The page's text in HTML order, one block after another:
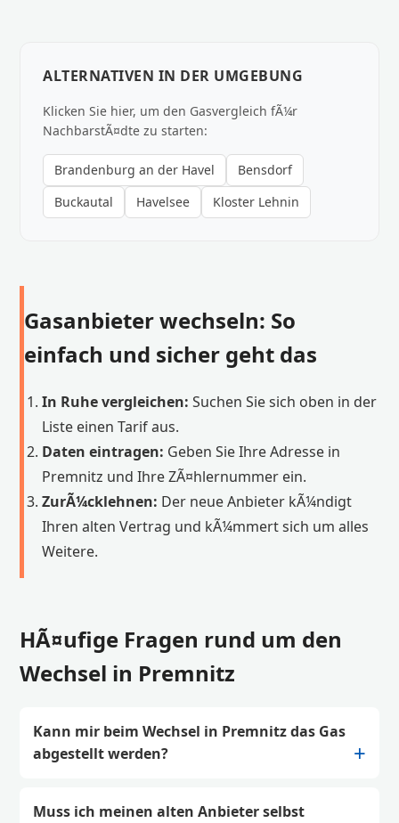
ALTERNATIVEN IN DER UMGEBUNG
Klicken Sie hier, um den Gasvergleich fÃ¼r
NachbarstÃ¤dte zu starten:
Brandenburg an der Havel
Bensdorf
Buckautal
Havelsee Kloster Lehnin
Gasanbieter wechseln: So
einfach und sicher geht das
In Ruhe vergleichen: Suchen Sie sich oben in der
Liste einen Tarif aus.
Daten eintragen: Geben Sie Ihre Adresse in
Premnitz und Ihre ZÃ¤hlernummer ein.
ZurÃ¼cklehnen: Der neue Anbieter kÃ¼ndigt
Ihren alten Vertrag und kÃ¼mmert sich um alles
Weitere.
HÃ¤ufige Fragen rund um den
Wechsel in Premnitz
Kann mir beim Wechsel in Premnitz das Gas
abgestellt werden?
Muss ich meinen alten Anbieter selbst